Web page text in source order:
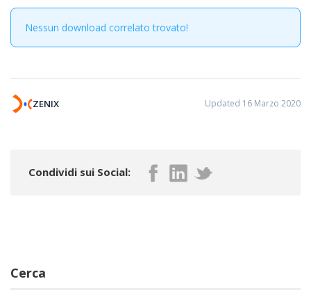
Nessun download correlato trovato!
ZENIX Updated 16 Marzo 2020
Condividi sui Social:
Cerca